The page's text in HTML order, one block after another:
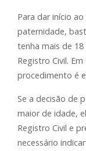
Para dar início
paternidade,
tenha mais de
Registro Civil.
procedimento é
Se a decisão de
maior de idade,
Registro Civil e
necessário